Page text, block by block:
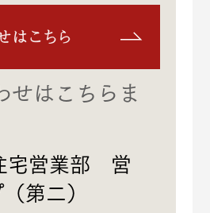
せはこちらま
宅営業部 営
第二）